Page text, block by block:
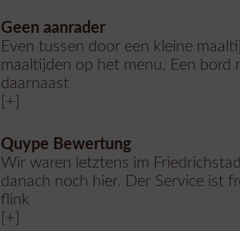
Geen aanrader
Even tussen door een kleine
maaltijden op het menu. Een bord
daarnaast
[+]
Quype Bewertung
Wir waren letztens im
danach noch hier. Der Service ist
flink
[+]